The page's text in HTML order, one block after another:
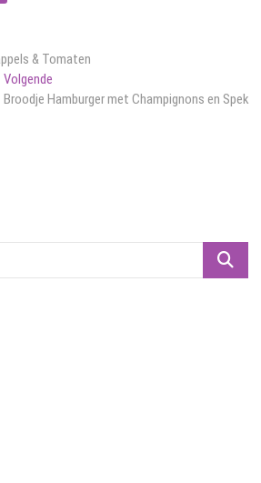
& Tomaten
VolgendeVolgend
bericht:
Broodje Hamburger met Champignons en Spek
Zoeken